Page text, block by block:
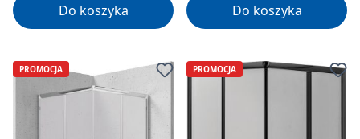
Do koszyka Do koszyka
PROMOCJA PROMOCJA